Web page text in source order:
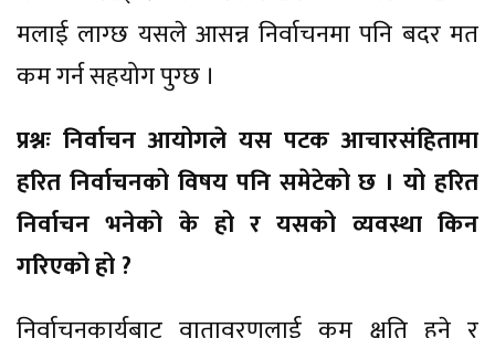
मलाई लाग्छ यसले आसन्न निर्वाचनमा पनि बदर मत
कम गर्न सहयोग पुग्छ ।
प्रश्नः निर्वाचन आयोगले यस पटक आचारसंहितामा
हरित निर्वाचनको विषय पनि समेटेको छ । यो हरित
निर्वाचन भनेको के हो र यसको व्यवस्था किन
गरिएको हो ?